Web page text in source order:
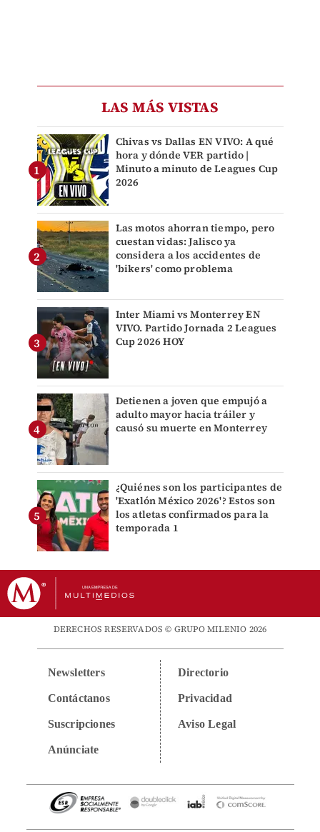
LAS MÁS VISTAS
Chivas vs Dallas EN VIVO: A qué
hora y dónde VER partido |
Minuto a minuto de Leagues Cup
2026
Las motos ahorran tiempo, pero
cuestan vidas: Jalisco ya
considera a los accidentes de
'bikers' como problema
Inter Miami vs Monterrey EN
VIVO. Partido Jornada 2 Leagues
Cup 2026 HOY
Detienen a joven que empujó a
adulto mayor hacia tráiler y
causó su muerte en Monterrey
¿Quiénes son los participantes de
'Exatlón México 2026'? Estos son
los atletas confirmados para la
temporada 1
DERECHOS RESERVADOS © GRUPO MILENIO 2026
Newsletters
Contáctanos
Suscripciones
Anúnciate
Directorio
Privacidad
Aviso Legal